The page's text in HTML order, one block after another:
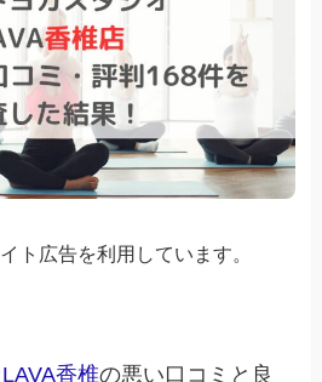
ト広告を利用しています。
香椎の悪い口コミと良